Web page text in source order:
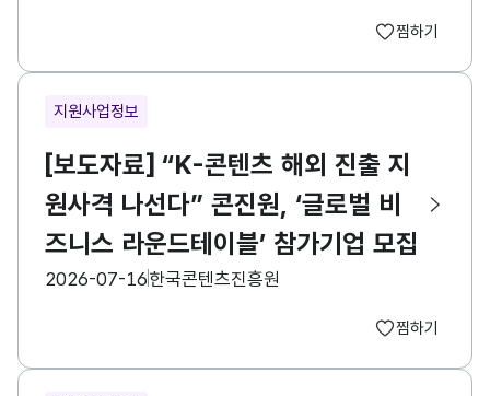
찜하기
지원사업정보
[보도자료] “K-콘텐츠 해외 진출 지
원사격 나선다” 콘진원, ‘글로벌 비
즈니스 라운드테이블’ 참가기업 모집
등록일
2026-07-16수집기관한국콘텐츠진흥원
찜하기